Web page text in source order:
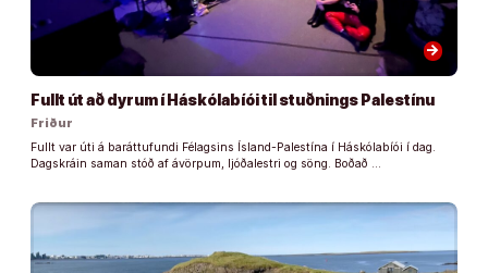
arrow_forward
Fullt út að dyrum í Háskólabíói til stuðnings Palestínu
Friður
Fullt var úti á baráttufundi Félagsins Ísland-Palestína í Háskólabíói í dag.
Dagskráin saman stóð af ávörpum, ljóðalestri og söng. Boðað …